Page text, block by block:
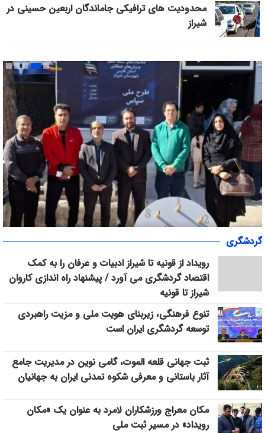
محدودیت های ترافیکی جاماندگان اربعین حسینی در
شیراز
«سپاس» در میانرود شیراز طنین‌انداز شد/ هم‌افزایی ورزش، فرهنگ و
خدمات اجتماعی با حضور ۳۰۰ شهروند
گردشگری
رویداد از قونیه تا شیراز ادبیات و عرفان را به کمک
اقتصاد گردشگری می آورد / پیشنهاد راه اندازی کاروان
شیراز تا قونیه
تنوع فرهنگی، زیربنای هویت ملی و مزیت راهبردی
توسعه گردشگری ایران است
ثبت جهانی قلعه الموت، گامی نوین در مدیریت جامع
آثار باستانی و معرفی شکوه تمدنی ایران به جهانیان
مکان معراج ورزشکاران لامرد به عنوان یک «مکان
رویداد» در مسیر ثبت ملی